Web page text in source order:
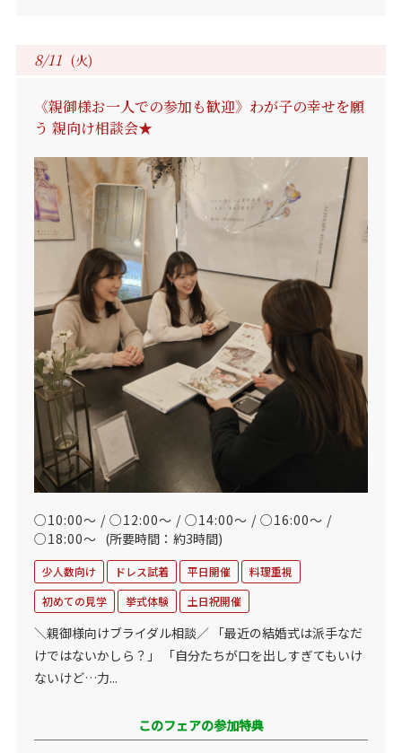
8/11 (火)
《親御様お一人での参加も歓迎》わが子の幸せを願
う 親向け相談会★
○10:00～ / ○12:00～ / ○14:00～ / ○16:00～ /
○18:00～ (所要時間：約3時間)
少人数向け ドレス試着 平日開催
料理重視
初めての見学
挙式体験 土日祝開催
＼親御様向けブライダル相談／ 「最近の結婚式は派手なだ
けではないかしら？」 「自分たちが口を出しすぎてもいけ
ないけど…力...
このフェアの参加特典